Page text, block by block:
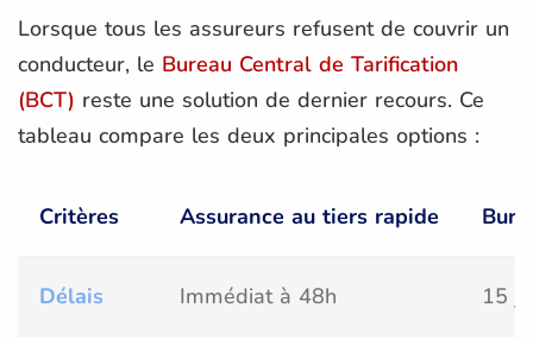
Lorsque tous les assureurs refusent de couvrir un
conducteur, le Bureau Central de Tarification
(BCT) reste une solution de dernier recours. Ce
tableau compare les deux principales options :
Critères Assurance au tiers rapide
Délais Immédiat à 48h 15